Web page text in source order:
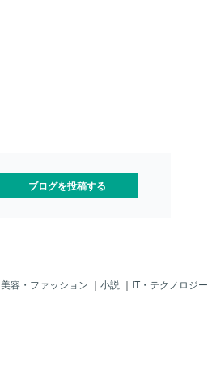
ブログを投稿する
美容・ファッション ｜ 小説 ｜ IT・テクノロジー